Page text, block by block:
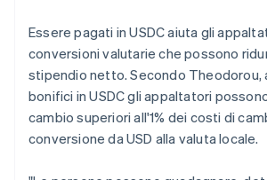
Essere pagati in USDC aiuta gli
conversioni valutarie che possono
stipendio netto. Secondo Theodorou,
bonifici in USDC gli appaltatori
cambio superiori all'1% dei costi di
conversione da USD alla valuta locale.